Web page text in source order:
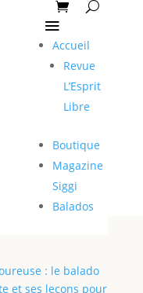
Accueil
Revue
L’Esprit
Libre
Boutique
Magazine
Siggi
Balados